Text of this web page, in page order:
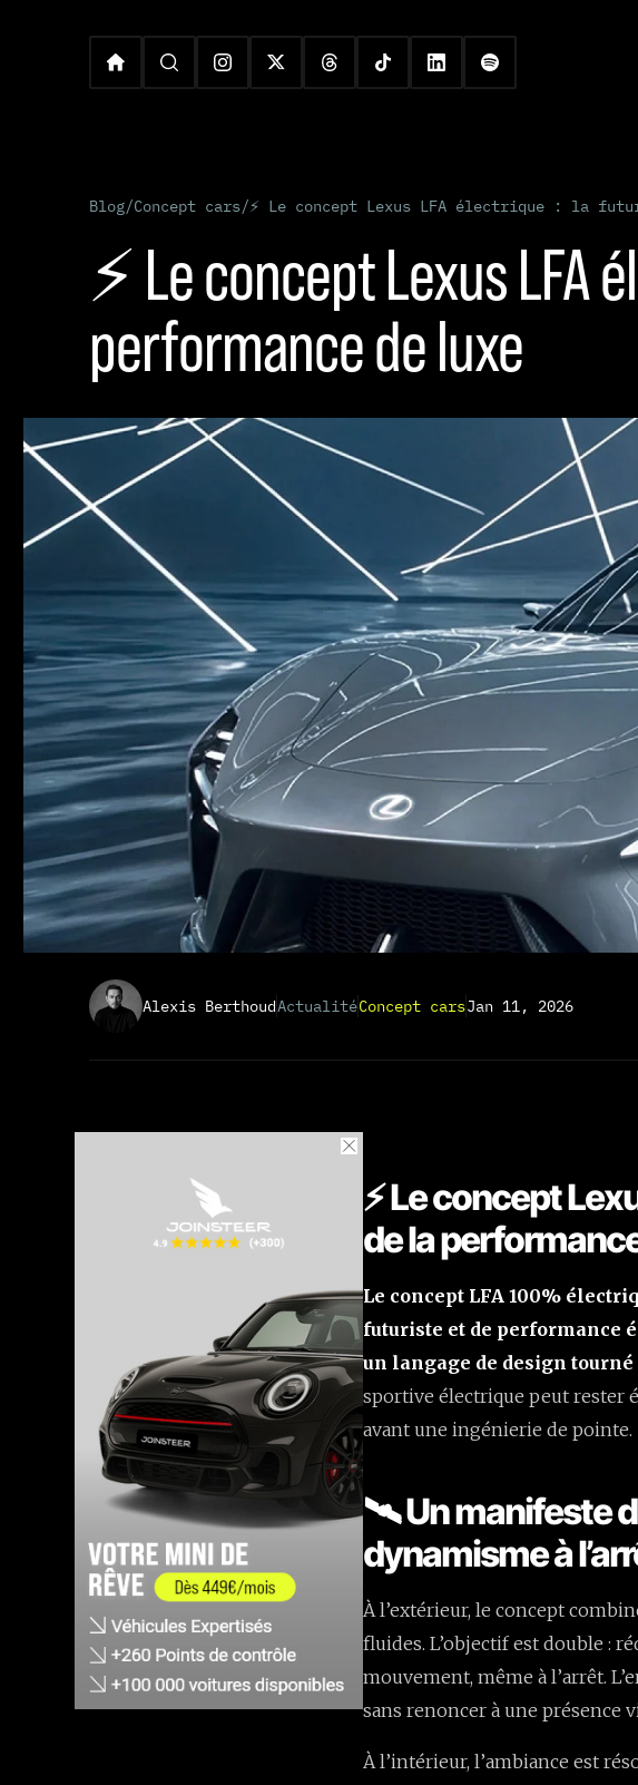
Blog/Concept cars/⚡ Le concept Lexus LFA électrique : la
⚡ Le concept Lexus LFA
performance de luxe
Alexis BerthoudActualitéConcept carsJan 11, 2026
⚡ Le concept
de la
Le concept LFA 100%
futuriste et de performance
un langage de design tourné
sportive électrique peut rester
avant une ingénierie de pointe.
🛰️ Un manifeste
dynamisme à
À l’extérieur, le concept
fluides. L’objectif est double :
mouvement, même à l’arrêt.
sans renoncer à une présence
À l’intérieur, l’ambiance est